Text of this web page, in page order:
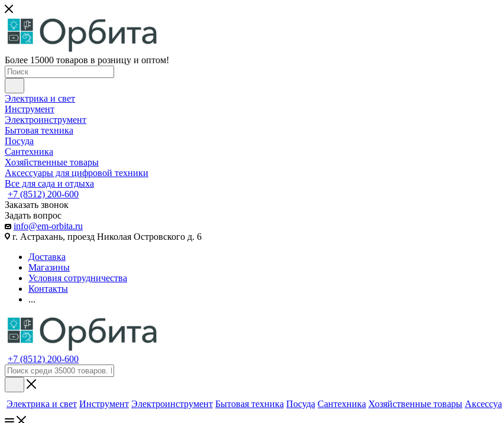
Более 15000 товаров в розницу и оптом!
Электрика и свет
Инструмент
Электроинструмент
Бытовая техника
Посуда
Сантехника
Хозяйственные товары
Аксессуары для цифровой техники
Все для сада и отдыха
+7 (8512) 200-600
Заказать звонок
Задать вопрос
info@em-orbita.ru
г. Астрахань, проезд Николая Островского д. 6
Доставка
Магазины
Условия сотрудничества
Контакты
...
+7 (8512) 200-600
Электрика и свет Инструмент Электроинструмент Бытовая техника Посуда Сантехника Хозяйственные товары